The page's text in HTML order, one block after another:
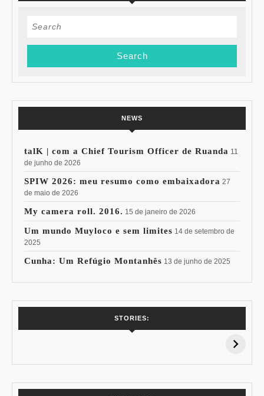
Search
NEWS
talK | com a Chief Tourism Officer de Ruanda 11
de junho de 2026
SPIW 2026: meu resumo como embaixadora 27
de maio de 2026
My camera roll. 2016. 15 de janeiro de 2026
Um mundo Muyloco e sem limites 14 de setembro de
2025
Cunha: Um Refúgio Montanhês 13 de junho de 2025
STORIES:
15% de
Pessoal: Os